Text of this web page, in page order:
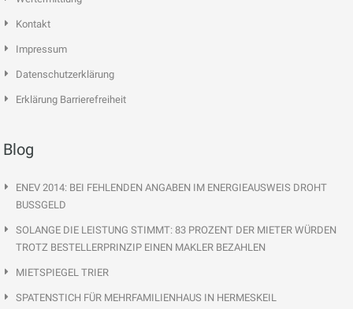
Kontakt
Impressum
Datenschutzerklärung
Erklärung Barrierefreiheit
Blog
ENEV 2014: BEI FEHLENDEN ANGABEN IM ENERGIEAUSWEIS DROHT
BUSSGELD
SOLANGE DIE LEISTUNG STIMMT: 83 PROZENT DER MIETER WÜRDEN
TROTZ BESTELLERPRINZIP EINEN MAKLER BEZAHLEN
MIETSPIEGEL TRIER
SPATENSTICH FÜR MEHRFAMILIENHAUS IN HERMESKEIL